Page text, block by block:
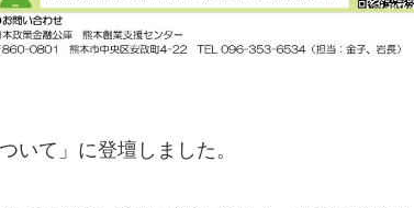
いて」に登壇しました。